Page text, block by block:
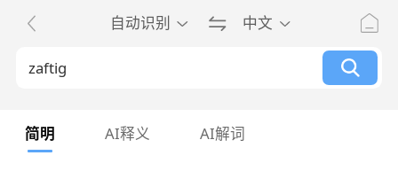
自动识别 中文
简明 AI释义 AI解词